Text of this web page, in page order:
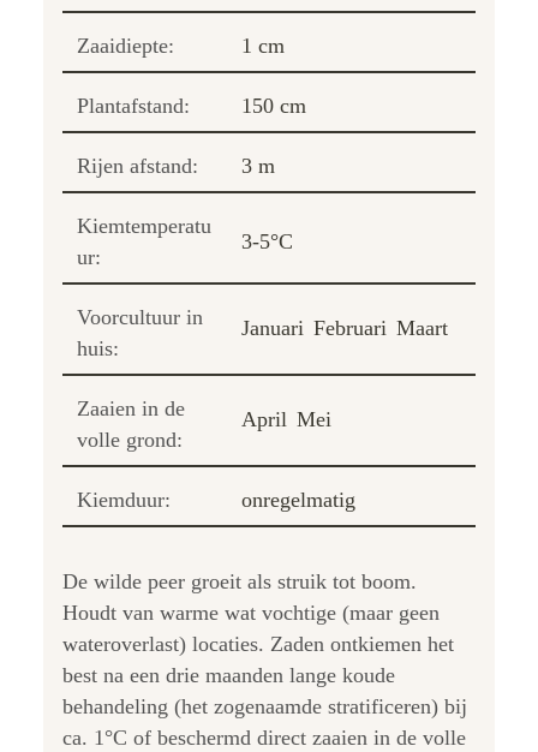
Zaaidiepte: 1 cm
Plantafstand: 150 cm
Rijen afstand: 3 m
Kiemtemperatu
ur:
3-5°C
Voorcultuur in
huis:
Januari Februari Maart
Zaaien in de
volle grond:
April Mei
Kiemduur: onregelmatig
De wilde peer groeit als struik tot boom.
Houdt van warme wat vochtige (maar geen
wateroverlast) locaties. Zaden ontkiemen het
best na een drie maanden lange koude
behandeling (het zogenaamde stratificeren) bij
ca. 1°C of beschermd direct zaaien in de volle